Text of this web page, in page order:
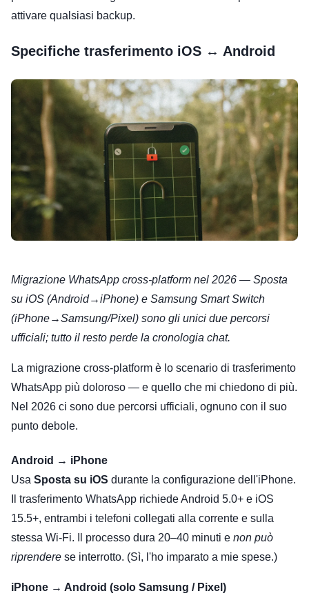
attivare qualsiasi backup.
Specifiche trasferimento iOS ↔ Android
Migrazione WhatsApp cross-platform nel 2026 — Sposta
su iOS (Android→iPhone) e Samsung Smart Switch
(iPhone→Samsung/Pixel) sono gli unici due percorsi
ufficiali; tutto il resto perde la cronologia chat.
La migrazione cross-platform è lo scenario di trasferimento
WhatsApp più doloroso — e quello che mi chiedono di più.
Nel 2026 ci sono due percorsi ufficiali, ognuno con il suo
punto debole.
Android → iPhone
Usa Sposta su iOS durante la configurazione dell'iPhone.
Il trasferimento WhatsApp richiede Android 5.0+ e iOS
15.5+, entrambi i telefoni collegati alla corrente e sulla
stessa Wi-Fi. Il processo dura 20–40 minuti e non può
riprendere se interrotto. (Sì, l'ho imparato a mie spese.)
iPhone → Android (solo Samsung / Pixel)